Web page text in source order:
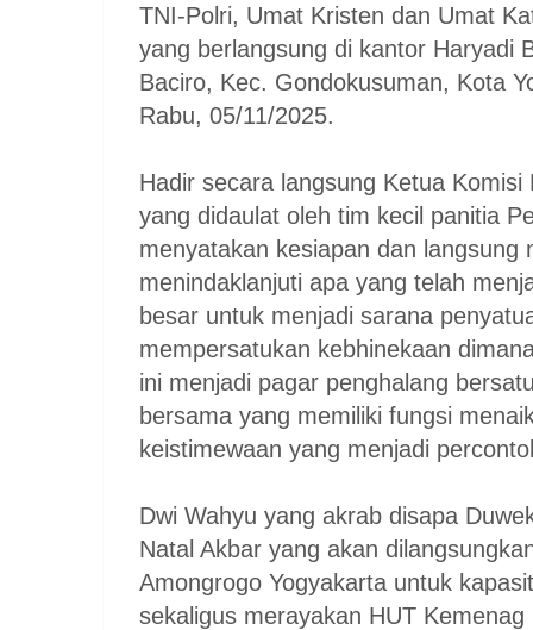
TNI-Polri, Umat Kristen dan Umat
yang berlangsung di kantor Haryadi
Baciro, Kec. Gondokusuman, Kota
Rabu, 05/11/2025.
Hadir secara langsung Ketua
yang didaulat oleh tim kecil panitia
menyatakan kesiapan dan langsung
menindaklanjuti apa yang telah
besar untuk menjadi sarana
mempersatukan kebhinekaan
ini menjadi pagar penghalang
bersama yang memiliki fungsi
keistimewaan yang menjadi
Dwi Wahyu yang akrab disapa
Natal Akbar yang akan
Amongrogo Yogyakarta untuk
sekaligus merayakan HUT